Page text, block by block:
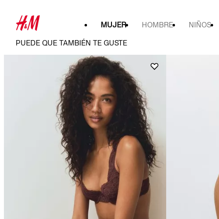
MUJER HOMBRE NIÑOS
PUEDE QUE TAMBIÉN TE GUSTE